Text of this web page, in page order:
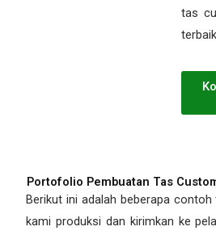
tas
Portofolio Pembuatan Tas
Berikut ini adalah beberapa
kami produksi dan kirimkan ke